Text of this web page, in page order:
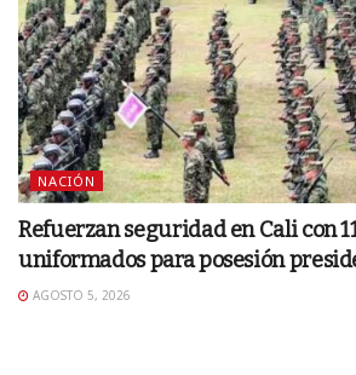
NACIÓN
Refuerzan seguridad en Cali con
uniformados para posesión
AGOSTO 5, 2026